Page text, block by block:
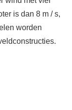
is dan 8 m / s,
worden